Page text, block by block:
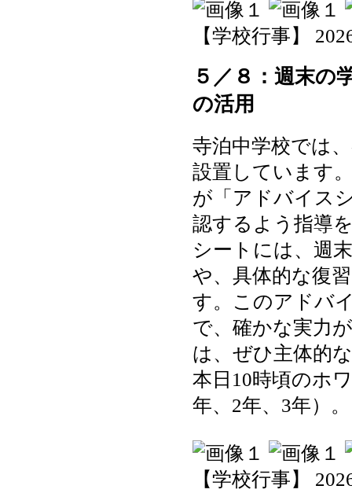
【学校行事】
５／８：週末の
の活用
寺泊中学校では
設置しています
が「アドバイス
認するよう指導
シートには、週
や、具体的な復
す。このアドバ
で、確かな実力
は、ぜひ主体的
本日10時頃のホ
年、2年、3年）。
【学校行事】